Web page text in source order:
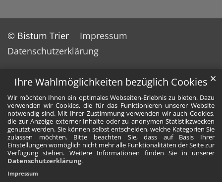
Ihre Wahlmöglichkeiten bezüglich Cookies
Wir möchten Ihnen ein optimales Webseiten-Erlebnis zu bieten. Dazu
verwenden wir Cookies, die für das Funktionieren unserer Website
notwendig sind. Mit Ihrer Zustimmung verwenden wir auch Cookies,
die zur Anzeige externer Inhalte oder zu anonymen Statistikzwecken
genutzt werden. Sie können selbst entscheiden, welche Kategorien Sie
zulassen möchten. Bitte beachten Sie, dass auf Basis Ihrer
Einstellungen womöglich nicht mehr alle Funktionalitäten der Seite zur
Verfügung stehen. Weitere Informationen finden Sie in unserer
Datenschutzerklärung.
✕
Impressum
© Bistum Trier
Impressum
Datenschutzerklärung